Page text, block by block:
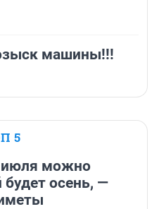
машины!!!
5
июля можно
будет осень, —